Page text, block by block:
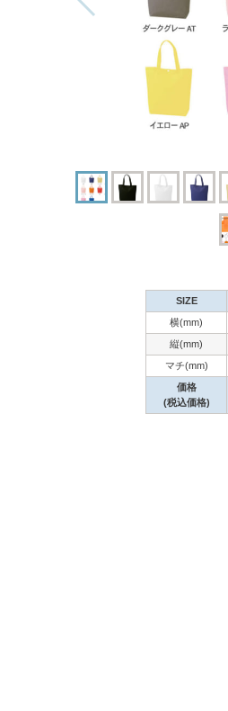
SIZE
横(mm)
縦(mm)
マチ(mm)
価格
(税込価格)